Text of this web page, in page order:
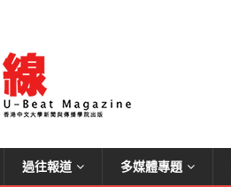
過往報道 多媒體專題